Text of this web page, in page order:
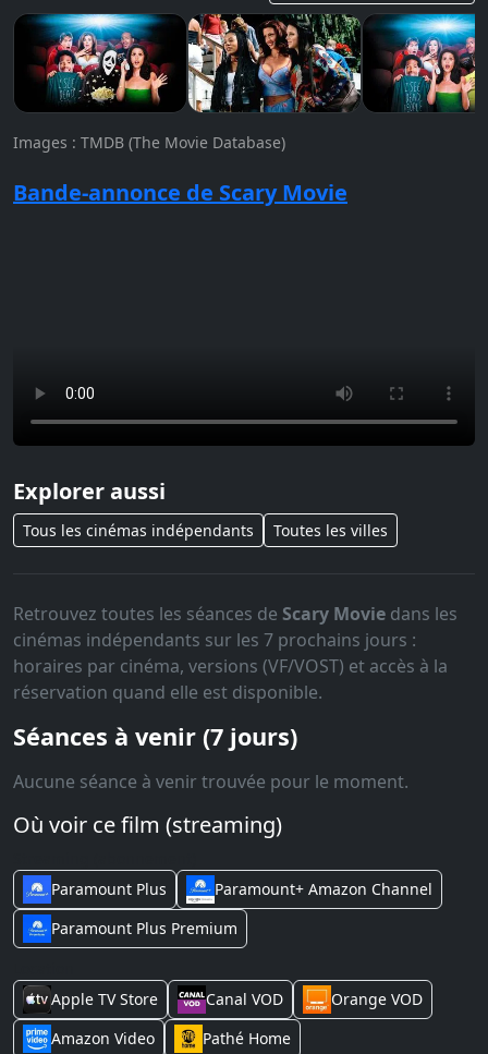
Images : TMDB (The Movie Database)
Bande-annonce de Scary Movie
Explorer aussi
Tous les cinémas indépendants Toutes les villes
Retrouvez toutes les séances de Scary Movie dans les
cinémas indépendants sur les 7 prochains jours :
horaires par cinéma, versions (VF/VOST) et accès à la
réservation quand elle est disponible.
Séances à venir (7 jours)
Aucune séance à venir trouvée pour le moment.
Où voir ce film (streaming)
Paramount Plus
Paramount+ Amazon Channel
Paramount Plus Premium
Apple TV Store
Canal VOD
Orange VOD
Amazon Video
Pathé Home